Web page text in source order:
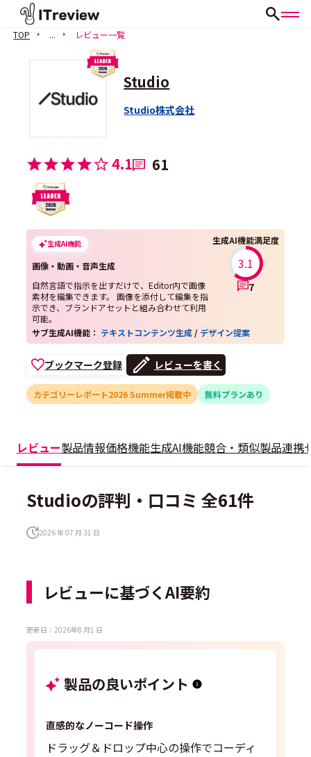
TOP ... レビュー一覧
Studio
Studio株式会社
4.1 61
生成AI機能
画像・動画・音声生成
自然言語で指示を出すだけで、Editor内で画像
素材を編集できます。 画像を添付して編集を指
示でき、ブランドアセットと組み合わせて利用
可能。
生成AI機能満足度
3.1
7
サブ生成AI機能： テキストコンテンツ生成 / デザイン提案
ブックマーク登録 レビューを書く
カテゴリーレポート2026 Summer掲載中 無料プランあり
レビュー製品情報価格機能生成AI機能競合・類似製品連携
Studioの評判・口コミ 全61件
2026 年 07 月 31 日
レビューに基づくAI要約
更新日：2026年8 月1 日
製品の良いポイント
直感的なノーコード操作
ドラッグ＆ドロップ中心の操作でコーディ